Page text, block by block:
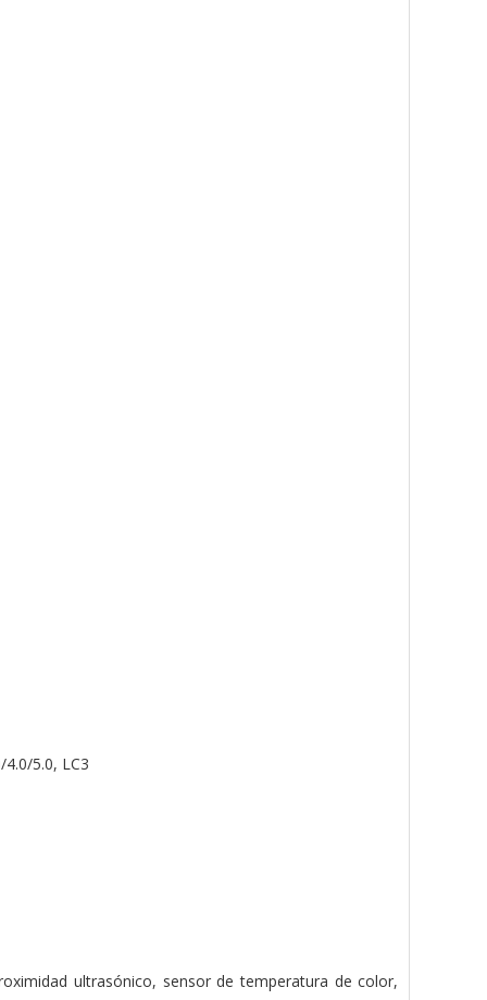
5.0, LC3
ultrasónico, sensor de temperatura de color,